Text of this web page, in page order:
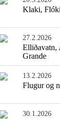
Klaki,
27.2.2026
Elliðavatn,
Grande
13.2.2026
Flugur og
30.1.2026